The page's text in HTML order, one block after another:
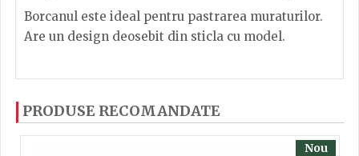
Borcanul este ideal pentru pastrarea muraturilor.
Are un design deosebit din sticla cu model.
cu ajutorul steluțelor, și scrieți părerea dvs. Pentru
a putea să scrieți părerea trebuie să fiți înregistrat.
PRODUSE RECOMANDATE
Nou